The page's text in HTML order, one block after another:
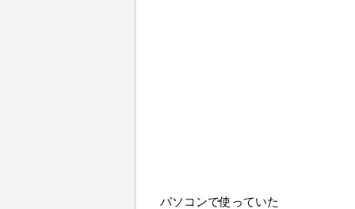
パソコンで使っていた